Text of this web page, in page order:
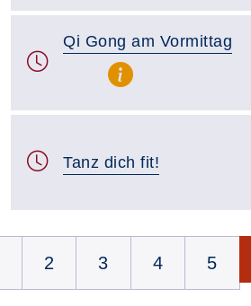
Qi Gong am Vormittag
Tanz dich fit!
2 3 4 5